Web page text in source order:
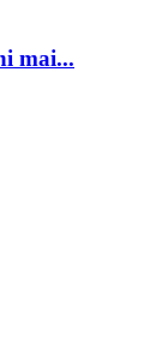
mai...